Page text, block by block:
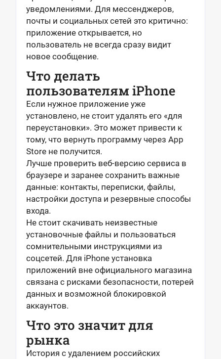
уведомлениями. Для мессенджеров,
почты и социальных сетей это критично:
приложение открывается, но
пользователь не всегда сразу видит
новое сообщение.
Что делать
пользователям iPhone
Если нужное приложение уже
установлено, не стоит удалять его «для
переустановки». Это может привести к
тому, что вернуть программу через App
Store не получится.
Лучше проверить веб-версию сервиса в
браузере и заранее сохранить важные
данные: контакты, переписки, файлы,
настройки доступа и резервные способы
входа.
Не стоит скачивать неизвестные
установочные файлы и пользоваться
сомнительными инструкциями из
соцсетей. Для iPhone установка
приложений вне официального магазина
связана с рисками безопасности, потерей
данных и возможной блокировкой
аккаунтов.
Что это значит для
рынка
История с удалением российских